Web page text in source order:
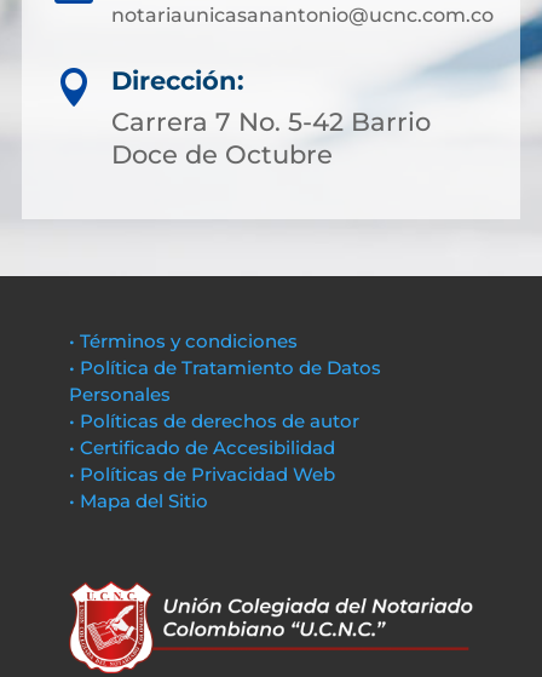
notariaunicasanantonio@ucnc.com.co

Dirección:
Carrera 7 No. 5-42 Barrio
Doce de Octubre
• Términos y condiciones
• Política de Tratamiento de Datos
Personales
• Políticas de derechos de autor
• Certificado de Accesibilidad
• Políticas de Privacidad Web
• Mapa del Sitio